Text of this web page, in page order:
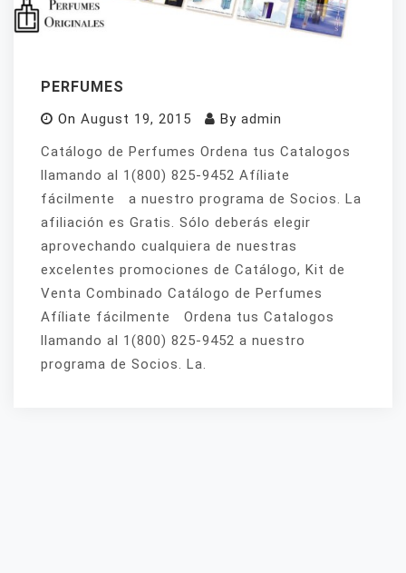
PERFUMES
On August 19, 2015 By admin
Catálogo de Perfumes Ordena tus Catalogos
llamando al 1(800) 825-9452 Afíliate
fácilmente a nuestro programa de Socios. La
afiliación es Gratis. Sólo deberás elegir
aprovechando cualquiera de nuestras
excelentes promociones de Catálogo, Kit de
Venta Combinado Catálogo de Perfumes
Afíliate fácilmente Ordena tus Catalogos
llamando al 1(800) 825-9452 a nuestro
programa de Socios. La.